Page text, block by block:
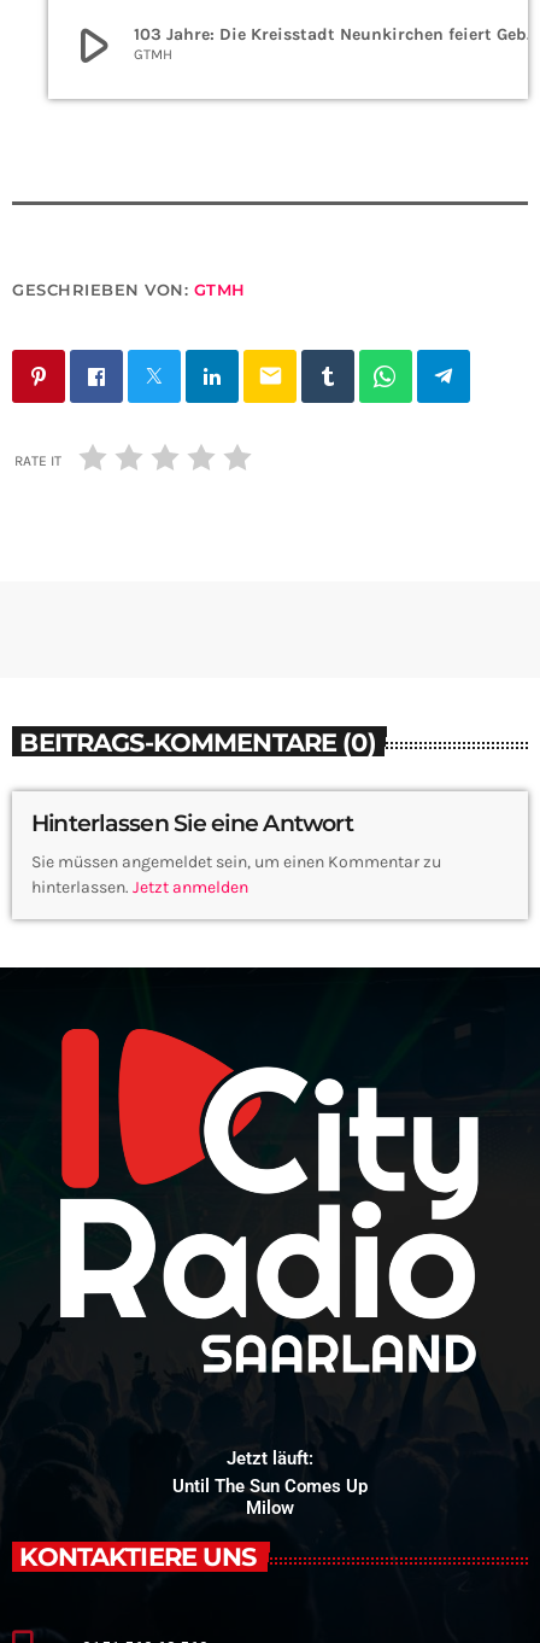
play_arrow 103 Jahre: Die Kreisstadt Neunkirchen feiert Geburtstag!
GTMH
GESCHRIEBEN VON: GTMH
email
RATE IT
BEITRAGS-KOMMENTARE (0)
Hinterlassen Sie eine Antwort
Sie müssen angemeldet sein, um einen Kommentar zu
hinterlassen. Jetzt anmelden
Jetzt läuft:
Until The Sun Comes Up
Milow
KONTAKTIERE UNS